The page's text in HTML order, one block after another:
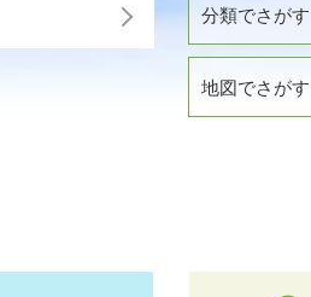
分類でさがす
地図でさがす